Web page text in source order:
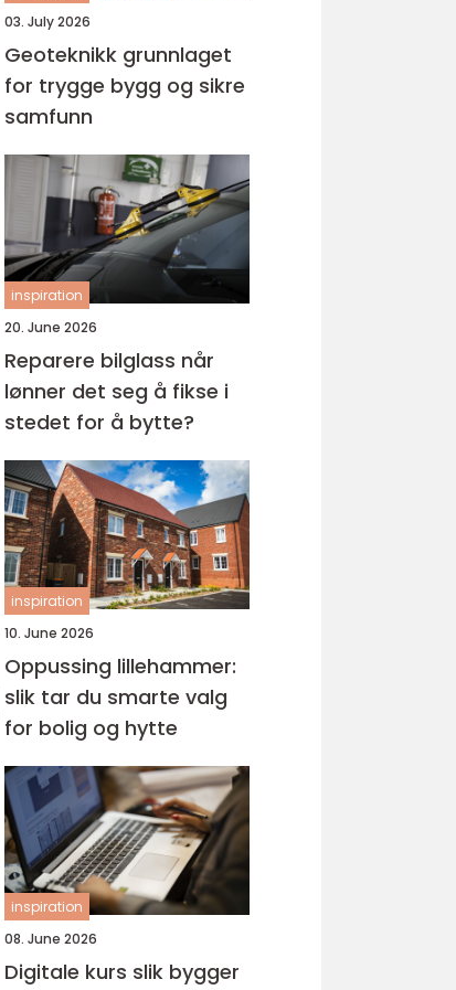
03. July 2026
Geoteknikk grunnlaget
for trygge bygg og sikre
samfunn
inspiration
20. June 2026
Reparere bilglass når
lønner det seg å fikse i
stedet for å bytte?
inspiration
10. June 2026
Oppussing lillehammer:
slik tar du smarte valg
for bolig og hytte
inspiration
08. June 2026
Digitale kurs slik bygger